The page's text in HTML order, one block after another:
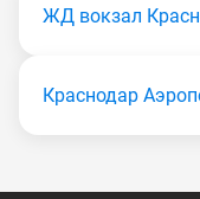
ЖД вокзал
Краснодар